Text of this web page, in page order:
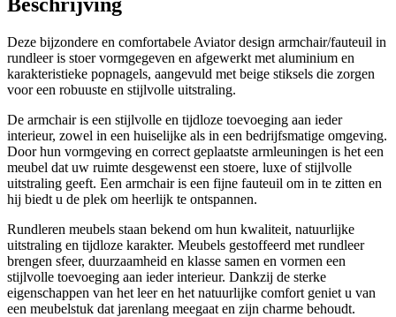
Deze bijzondere en comfortabele Aviator design armchair/fauteuil in
rundleer is stoer vormgegeven en afgewerkt met aluminium en
karakteristieke popnagels, aangevuld met beige stiksels die zorgen
voor een robuuste en stijlvolle uitstraling.
De armchair is een stijlvolle en tijdloze toevoeging aan ieder
interieur, zowel in een huiselijke als in een bedrijfsmatige omgeving.
Door hun vormgeving en correct geplaatste armleuningen is het een
meubel dat uw ruimte desgewenst een stoere, luxe of stijlvolle
uitstraling geeft. Een armchair is een fijne fauteuil om in te zitten en
hij biedt u de plek om heerlijk te ontspannen.
Rundleren meubels staan bekend om hun kwaliteit, natuurlijke
uitstraling en tijdloze karakter. Meubels gestoffeerd met rundleer
brengen sfeer, duurzaamheid en klasse samen en vormen een
stijlvolle toevoeging aan ieder interieur. Dankzij de sterke
eigenschappen van het leer en het natuurlijke comfort geniet u van
een meubelstuk dat jarenlang meegaat en zijn charme behoudt.